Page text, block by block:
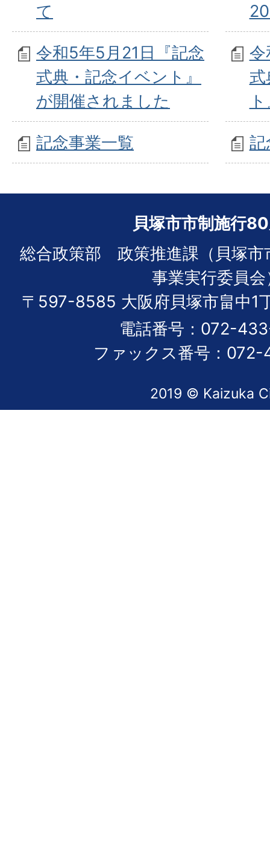
て
令和5年5月21日『記念
式典・記念イベント』
が開催されました
令
式
記念事業一覧 記
貝塚市市制施行
総合政策部 政策推進課（貝塚市
事業実行委員会
〒597-8585 大阪府貝塚市畠中1
電話番号：072-
ファックス番号：
2019 © Kaizuka